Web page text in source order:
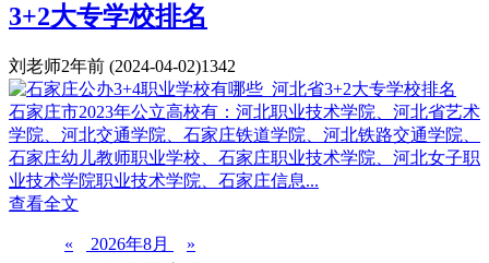
3+2大专学校排名
刘老师2年前 (2024-04-02)1342
石家庄市2023年公立高校有：河北职业技术学院、河北省艺术
学院、河北交通学院、石家庄铁道学院、河北铁路交通学院、
石家庄幼儿教师职业学校、石家庄职业技术学院、河北女子职
业技术学院职业技术学院、石家庄信息...
查看全文
« 2026年8月 »